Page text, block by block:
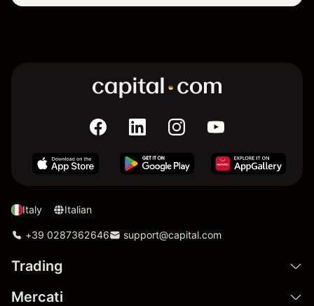
Italy Italian
+39 0287362646 support@capital.com
Trading
Mercati